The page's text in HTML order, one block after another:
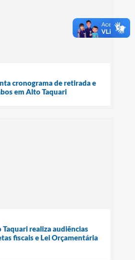
cronograma de retirada e
em Alto Taquari
realiza audiências
fiscais e Lei Orçamentária